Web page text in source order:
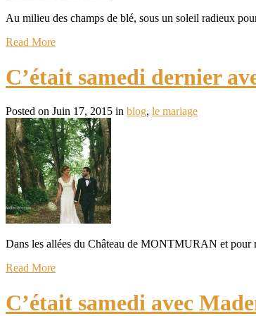
Au milieu des champs de blé, sous un soleil radieux
Read More
C’était samedi dernier
Posted on Juin 17, 2015 in blog, le mariage
Dans les allées du Château de MONTMURAN et pour
Read More
C’était samedi avec